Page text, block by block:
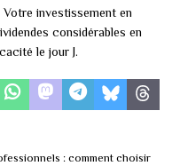
Votre investissement en
considérables en
le jour J.
: comment choisir